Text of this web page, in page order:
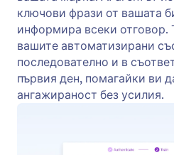
Научете от
Помогнете на вашия AI
глас и стил, като се учи
Instagram.